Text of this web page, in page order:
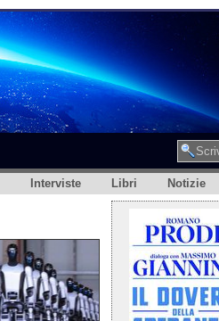
Interviste Libri Notizie